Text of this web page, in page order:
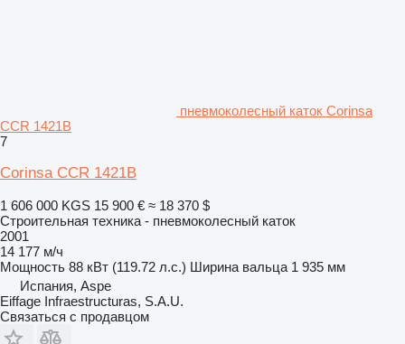
пневмоколесный каток Corinsa
CCR 1421B
7
Corinsa CCR 1421B
1 606 000 KGS 15 900 € ≈ 18 370 $
Строительная техника - пневмоколесный каток
2001
14 177 м/ч
Мощность 88 кВт (119.72 л.с.) Ширина вальца 1 935 мм
Испания, Aspe
Eiffage Infraestructuras, S.A.U.
Связаться с продавцом